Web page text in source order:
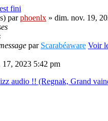
fini
parphoenlx » dim. nov. 19,
par Scarabéaware Voir
17, 2023 5:42 pm
audio !! (Regnak, Grand